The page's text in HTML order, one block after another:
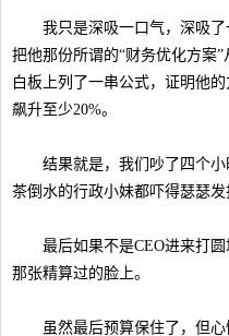
我只是深吸一口气，深吸了
把他那份所谓的“财务优化方案
白板上列了一串公式，证明他
飙升至少20%。
结果就是，我们吵了四个小
茶倒水的行政小妹都吓得瑟瑟发
最后如果不是CEO进来打圆
那张精算过的脸上。
虽然最后预算保住了，但心